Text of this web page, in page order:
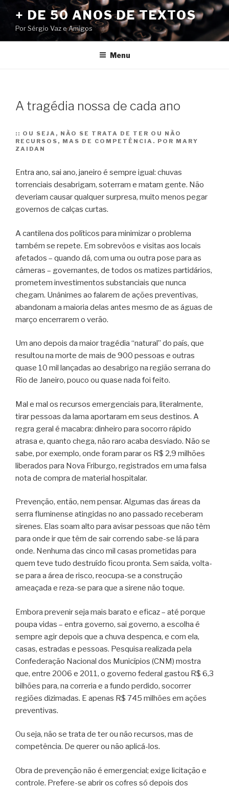
conteúdo
+ DE 50 ANOS DE TEXTOS
Por Sérgio Vaz e Amigos
Menu
A tragédia nossa de cada ano
:: OU SEJA, NÃO SE TRATA DE TER OU NÃO
RECURSOS, MAS DE COMPETÊNCIA. POR MARY
ZAIDAN
Entra ano, sai ano, janeiro é sempre igual: chuvas
torrenciais desabrigam, soterram e matam gente. Não
deveriam causar qualquer surpresa, muito menos pegar
governos de calças curtas.
A cantilena dos políticos para minimizar o problema
também se repete. Em sobrevôos e visitas aos locais
afetados – quando dá, com uma ou outra pose para as
câmeras – governantes, de todos os matizes partidários,
prometem investimentos substanciais que nunca
chegam. Unânimes ao falarem de ações preventivas,
abandonam a maioria delas antes mesmo de as águas de
março encerrarem o verão.
Um ano depois da maior tragédia “natural” do país, que
resultou na morte de mais de 900 pessoas e outras
quase 10 mil lançadas ao desabrigo na região serrana do
Rio de Janeiro, pouco ou quase nada foi feito.
Mal e mal os recursos emergenciais para, literalmente,
tirar pessoas da lama aportaram em seus destinos. A
regra geral é macabra: dinheiro para socorro rápido
atrasa e, quanto chega, não raro acaba desviado. Não se
sabe, por exemplo, onde foram parar os R$ 2,9 milhões
liberados para Nova Friburgo, registrados em uma falsa
nota de compra de material hospitalar.
Prevenção, então, nem pensar. Algumas das áreas da
serra fluminense atingidas no ano passado receberam
sirenes. Elas soam alto para avisar pessoas que não têm
para onde ir que têm de sair correndo sabe-se lá para
onde. Nenhuma das cinco mil casas prometidas para
quem teve tudo destruído ficou pronta. Sem saída, volta-
se para a área de risco, reocupa-se a construção
ameaçada e reza-se para que a sirene não toque.
Embora prevenir seja mais barato e eficaz – até porque
poupa vidas – entra governo, sai governo, a escolha é
sempre agir depois que a chuva despenca, e com ela,
casas, estradas e pessoas. Pesquisa realizada pela
Confederação Nacional dos Municípios (CNM) mostra
que, entre 2006 e 2011, o governo federal gastou R$ 6,3
bilhões para, na correria e a fundo perdido, socorrer
regiões dizimadas. E apenas R$ 745 milhões em ações
preventivas.
Ou seja, não se trata de ter ou não recursos, mas de
competência. De querer ou não aplicá-los.
Obra de prevenção não é emergencial; exige licitação e
controle. Prefere-se abrir os cofres só depois dos